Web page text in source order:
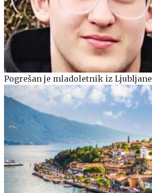
Pogrešan je mladoletnik iz Ljubljane